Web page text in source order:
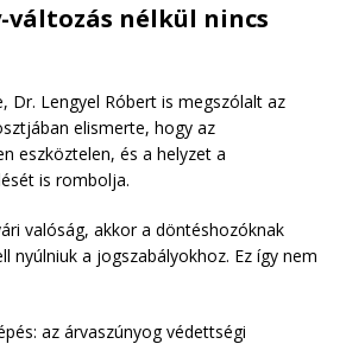
változás nélkül nincs
Dr. Lengyel Róbert is megszólalt az
elismerte, hogy az
eszköztelen, és a helyzet a
is rombolja.
valóság, akkor a döntéshozóknak
nyúlniuk a jogszabályokhoz. Ez így nem
az árvaszúnyog védettségi